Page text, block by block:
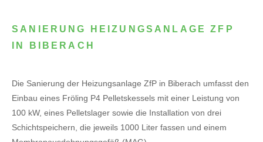
SANIERUNG HEIZUNGSANLAGE ZFP
IN BIBERACH
Die Sanierung der Heizungsanlage ZfP in Biberach umfasst den
Einbau eines Fröling P4 Pelletskessels mit einer Leistung von
100 kW, eines Pelletslager sowie die Installation von drei
Schichtspeichern, die jeweils 1000 Liter fassen und einem